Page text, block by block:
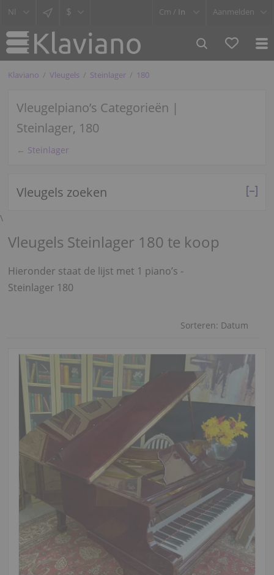
$ Cm / In Aanmelden
Klaviano Vleugels Steinlager 180
Vleugelpiano’s Categorieën |
Steinlager, 180
← Steinlager
Vleugels zoeken
\
Vleugels Steinlager 180 te koop
Hieronder staat de lijst met 1 piano’s -
Steinlager 180
Sorteren: Datum